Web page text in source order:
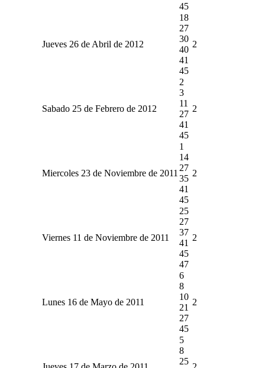
45
Jueves 26 de Abril de 2012
18
27
30
40
41
45
2
Sabado 25 de Febrero de 2012
2
3
11
27
41
45
2
Miercoles 23 de Noviembre de 2011
1
14
27
35
41
45
2
Viernes 11 de Noviembre de 2011
25
27
37
41
45
47
2
Lunes 16 de Mayo de 2011
6
8
10
21
27
45
2
5
8
25